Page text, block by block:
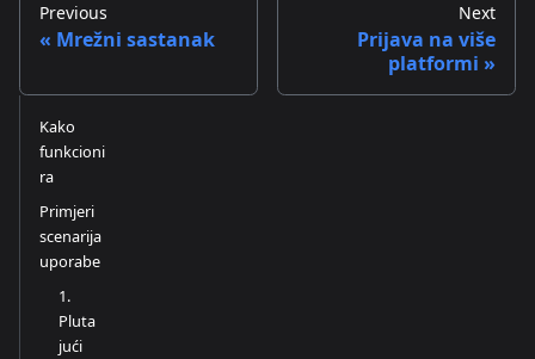
Previous
Mrežni sastanak
Next
Prijava na više
platformi
Kako
funkcioni
ra
Primjeri
scenarija
uporabe
1.
Pluta
jući